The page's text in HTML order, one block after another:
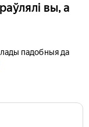
вы, а
падобныя да